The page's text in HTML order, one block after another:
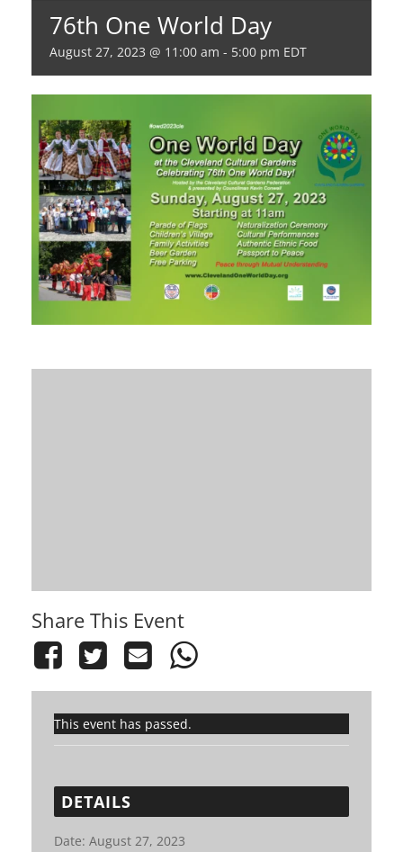
76th One World Day
August 27, 2023 @ 11:00 am - 5:00 pm EDT
Share This Event
This event has passed.
DETAILS
Date: August 27, 2023